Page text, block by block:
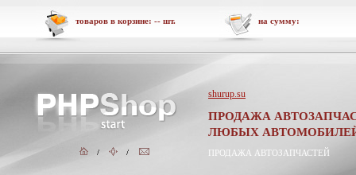
товаров в корзине: -- шт. на сумму:
shurup.su
ПРОДАЖА
ЛЮБЫХ
ПРОДАЖА АВТОЗАПЧАСТЕЙ